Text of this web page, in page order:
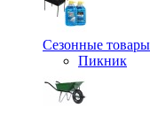
Сезонные товары
Пикник